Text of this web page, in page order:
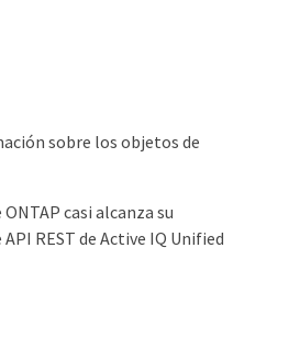
sobre los objetos de
casi alcanza su
REST de Active IQ Unified